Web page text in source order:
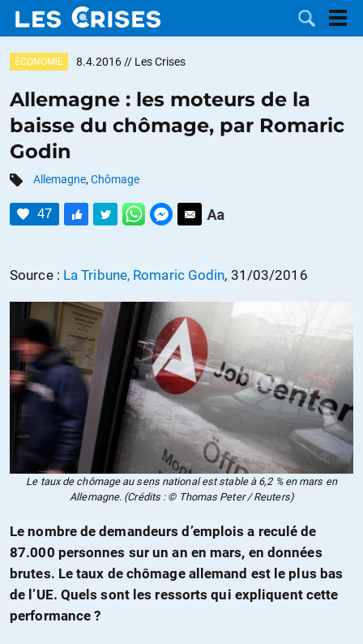
DOSSIERS
CATÉGORIES
MOTS CLÉS
CONTACTER
FAIRE UN
DON
ÉCONOMIE 8.4.2016 // Les Crises
Allemagne : les moteurs de la
baisse du chômage, par Romaric
Godin
Allemagne, Chômage
47
Source : La Tribune, Romaric Godin, 31/03/2016
Le taux de chômage au sens national est stable à 6,2 % en mars en
Allemagne. (Crédits : © Thomas Peter / Reuters)
Le nombre de demandeurs d’emplois a reculé de
87.000 personnes sur un an en mars, en données
brutes. Le taux de chômage allemand est le plus bas
de l’UE. Quels sont les ressorts qui expliquent cette
performance ?